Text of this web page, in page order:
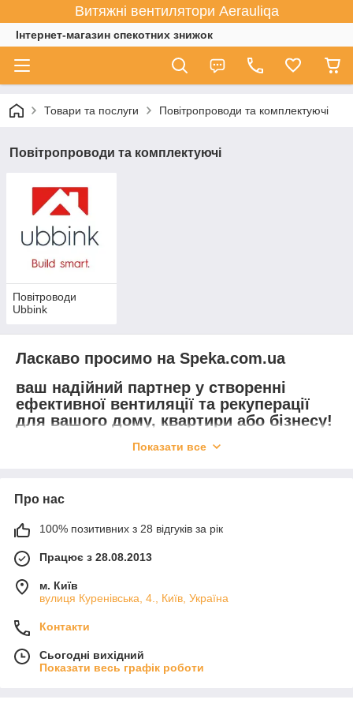
Витяжні вентилятори Aerauliqa
Інтернет-магазин спекотних знижок
Товари та послуги Повітропроводи та комплектуючі
Повітропроводи та комплектуючі
Повітроводи
Ubbink
Ласкаво просимо на Speka.com.ua
ваш надійний партнер у створенні
ефективної вентиляції та рекуперації
для вашого дому, квартири або бізнесу!
спеціалізується на продажу та
приміщень. Завдяки інноваційним технологіям та
високоякісним матеріалам, ми забезпечуємо чисте і здорове
повітря у вашому домі чи офісі.
будь-якому приміщенні
Вентиляція — це основа здорового мікроклімату. Вона
забезпечує постійне надходження свіжого повітря та
оптимальних умов для життя та роботи. Система вентиляції є
чи це приватний будинок, квартира чи офіс.
Показати все
Про нас
100% позитивних з 28 відгуків за рік
Працює з 28.08.2013
м. Київ
вулиця Куренівська, 4., Київ, Україна
Контакти
Сьогодні вихідний
Показати весь графік роботи